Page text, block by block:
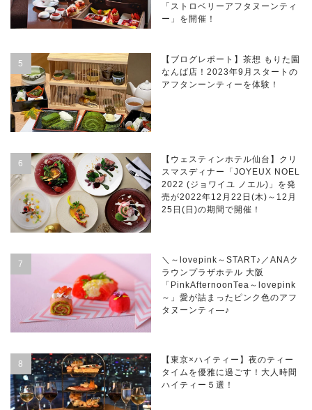
「ストロベリーアフタヌーンティ
ー」を開催！
【ブログレポート】茶想 もりた園
なんば店！2023年9月スタートの
アフタンーンティーを体験！
【ウェスティンホテル仙台】クリ
スマスディナー「JOYEUX NOEL
2022 (ジョワイユ ノエル)」を発
売が2022年12月22日(木)～12月
25日(日)の期間で開催！
＼～lovepink～START♪／ANAク
ラウンプラザホテル 大阪
「PinkAfternoonTea～lovepink
～」愛が詰まったピンク色のアフ
タヌーンティ―♪
【東京×ハイティー】夜のティー
タイムを優雅に過ごす！大人時間
ハイティー５選！